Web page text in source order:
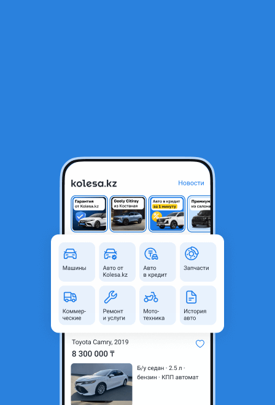
Volkswagen Sharan 2003 года
аварийная/не на ходу
Казахстанская область
2000 - 2003 1 поколение
Объем двигателя, л
2.8 (бензин)